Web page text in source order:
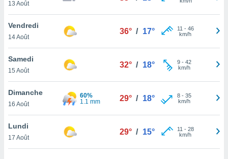
en
de
votre
à
en
le
13 Août
Vendredi
14 Août
36° / 17° 11 - 46
km/h
Samedi
15 Août
32° / 18° 9- 42
km/h
Dimanche
16 Août
60%
1.1 mm
29° / 18° 8- 35
km/h
Lundi
17 Août
29° / 15° 11 - 28
km/h